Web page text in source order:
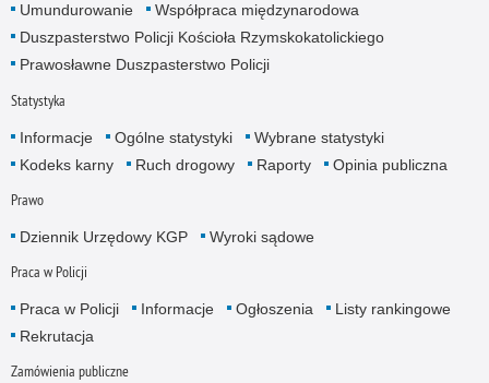
Umundurowanie
Współpraca międzynarodowa
Duszpasterstwo Policji Kościoła Rzymskokatolickiego
Prawosławne Duszpasterstwo Policji
Statystyka
Informacje Ogólne statystyki
Wybrane statystyki
Kodeks karny
Ruch drogowy Raporty Opinia publiczna
Prawo
Dziennik Urzędowy KGP Wyroki sądowe
Praca w Policji
Praca w Policji Informacje Ogłoszenia
Listy rankingowe
Rekrutacja
Zamówienia publiczne